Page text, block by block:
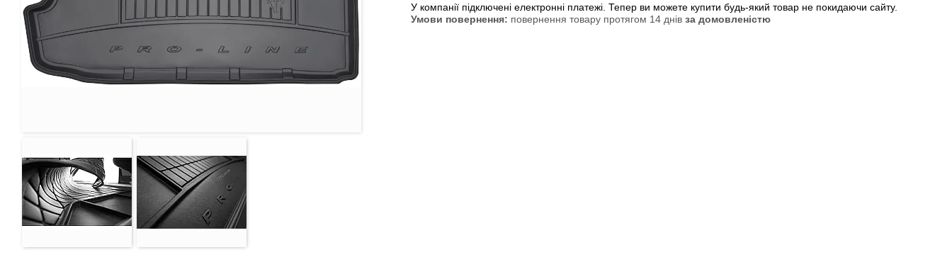
У компанії підключені електронні платежі. Тепер ви можете купити будь-який товар не покидаючи сайту.
повернення товару протягом 14 днів за домовленістю